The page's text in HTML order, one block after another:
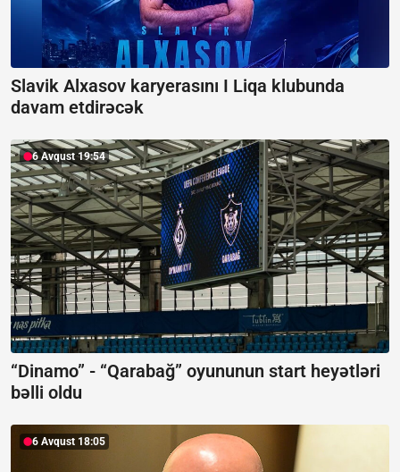
Slavik Alxasov karyerasını I Liqa klubunda
davam etdirəcək
6 Avqust 19:54
“Dinamo” - “Qarabağ” oyununun start heyətləri
bəlli oldu
6 Avqust 18:05